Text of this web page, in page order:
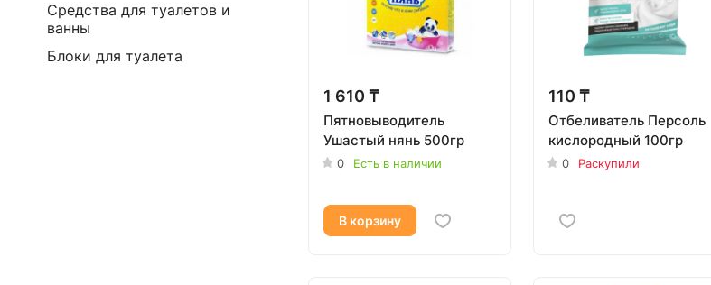
1 610 ₸
Пятновыводитель
Ушастый нянь 500гр
0 Есть в наличии
В корзину
110 ₸
Отбеливатель Персоль
кислородный 100гр
0 Раскупили
Средства для туалетов и
ванны
Блоки для туалета